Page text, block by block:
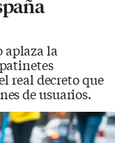
aplaza la
real decreto que
de usuarios.